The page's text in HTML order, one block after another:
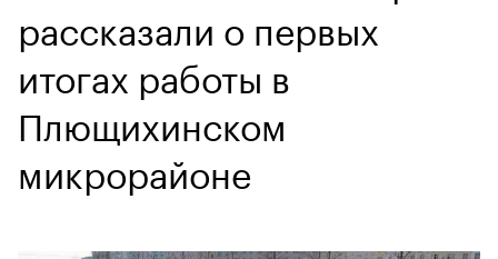
рассказали о первых
итогах работы в
Плющихинском
микрорайоне